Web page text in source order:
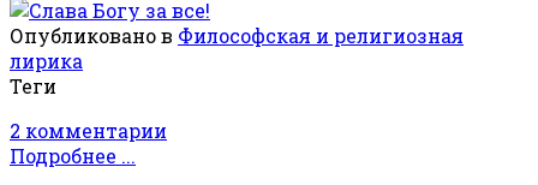
Опубликовано в Философская и религиозная
лирика
Теги
2 комментарии
Подробнее ...